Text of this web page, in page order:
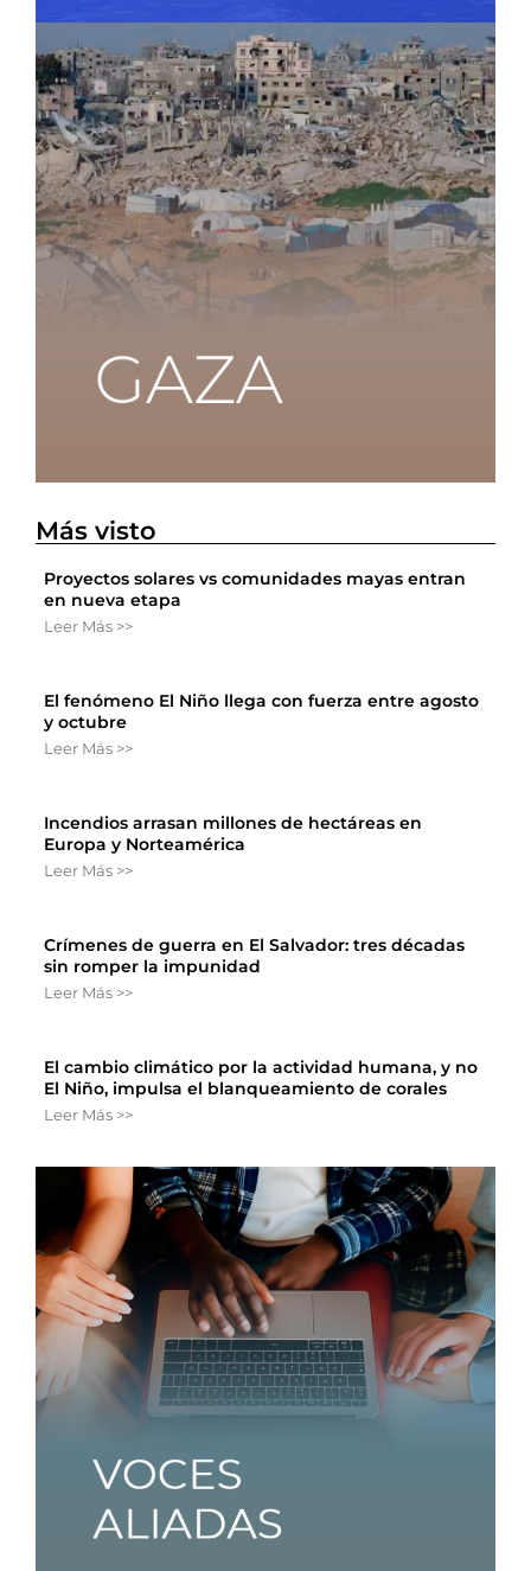
Más visto
Proyectos solares vs comunidades mayas entran
en nueva etapa
Leer Más >>
El fenómeno El Niño llega con fuerza entre agosto
y octubre
Leer Más >>
Incendios arrasan millones de hectáreas en
Europa y Norteamérica
Leer Más >>
Crímenes de guerra en El Salvador: tres décadas
sin romper la impunidad
Leer Más >>
El cambio climático por la actividad humana, y no
El Niño, impulsa el blanqueamiento de corales
Leer Más >>